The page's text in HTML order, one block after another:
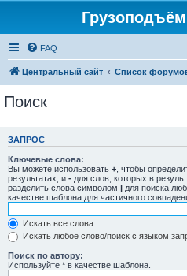
FAQ
Центральный сайт Список
Поиск
ЗАПРОС
Ключевые слова:
Вы можете использовать + , чтобы
результатах, и - для слов, которых в
разделить слова символом | для поиска
качестве шаблона для частичного
Искать все слова
Искать любое слово/поиск с языком
Поиск по автору:
Используйте * в качестве шаблона.